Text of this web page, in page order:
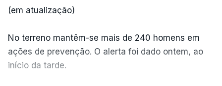
(em atualização)
No terreno mantêm-se mais de 240 homens em
ações de prevenção. O alerta foi dado ontem, ao
início da tarde.